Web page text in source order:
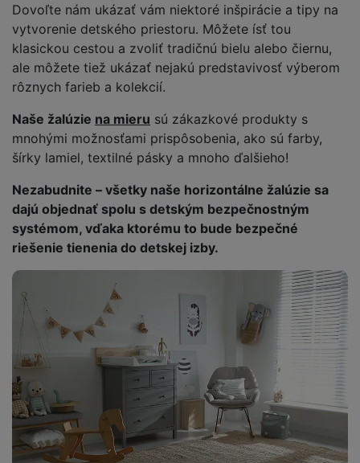
Dovoľte nám ukázať vám niektoré inšpirácie a tipy na
vytvorenie detského priestoru. Môžete ísť tou
klasickou cestou a zvoliť tradičnú bielu alebo čiernu,
ale môžete tiež ukázať nejakú predstavivosť výberom
rôznych farieb a kolekcií.
Naše žalúzie na mieru sú zákazkové produkty s
mnohými možnosťami prispôsobenia, ako sú farby,
šírky lamiel, textilné pásky a mnoho ďalšieho!
Nezabudnite – všetky naše horizontálne žalúzie sa
dajú objednať spolu s detským bezpečnostným
systémom, vďaka ktorému to bude bezpečné
riešenie tienenia do detskej izby.